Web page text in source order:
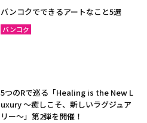
バンコクでできるアートなこと5選
バンコク
5つのRで巡る「Healing is the New L
uxury ～癒しこそ、新しいラグジュア
リー〜」第2弾を開催！